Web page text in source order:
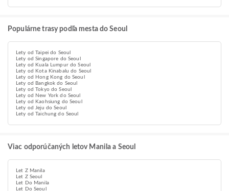
Populárne trasy podľa mesta do Seoul
Lety od Taipei do Seoul
Lety od Singapore do Seoul
Lety od Kuala Lumpur do Seoul
Lety od Kota Kinabalu do Seoul
Lety od Hong Kong do Seoul
Lety od Bangkok do Seoul
Lety od Tokyo do Seoul
Lety od New York do Seoul
Lety od Kaohsiung do Seoul
Lety od Jeju do Seoul
Lety od Taichung do Seoul
Viac odporúčaných letov Manila a Seoul
Let Z Manila
Let Z Seoul
Let Do Manila
Let Do Seoul